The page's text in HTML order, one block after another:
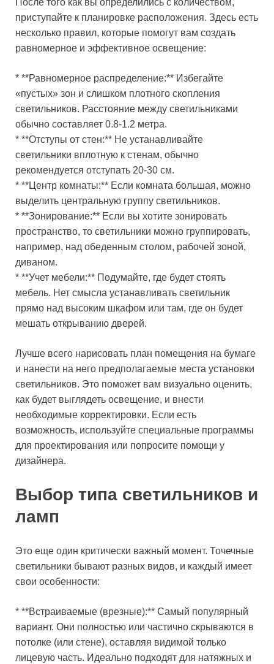
После того как вы определились с количеством,
приступайте к планировке расположения. Здесь есть
несколько правил, которые помогут вам создать
равномерное и эффективное освещение:
* **Равномерное распределение:** Избегайте
«пустых» зон и слишком плотного скопления
светильников. Расстояние между светильниками
обычно составляет 0.8-1.2 метра.
* **Отступы от стен:** Не устанавливайте
светильники вплотную к стенам, обычно
рекомендуется отступать 20-30 см.
* **Центр комнаты:** Если комната большая, можно
выделить центральную группу светильников.
* **Зонирование:** Если вы хотите зонировать
пространство, то светильники можно группировать,
например, над обеденным столом, рабочей зоной,
диваном.
* **Учет мебели:** Подумайте, где будет стоять
мебель. Нет смысла устанавливать светильник
прямо над высоким шкафом или там, где он будет
мешать открыванию дверей.
Лучше всего нарисовать план помещения на бумаге
и нанести на него предполагаемые места установки
светильников. Это поможет вам визуально оценить,
как будет выглядеть освещение, и внести
необходимые корректировки. Если есть
возможность, используйте специальные программы
для проектирования или попросите помощи у
дизайнера.
Выбор типа светильников и
ламп
Это еще один критически важный момент. Точечные
светильники бывают разных видов, и каждый имеет
свои особенности:
* **Встраиваемые (врезные):** Самый популярный
вариант. Они полностью или частично скрываются в
потолке (или стене), оставляя видимой только
лицевую часть. Идеально подходят для натяжных и